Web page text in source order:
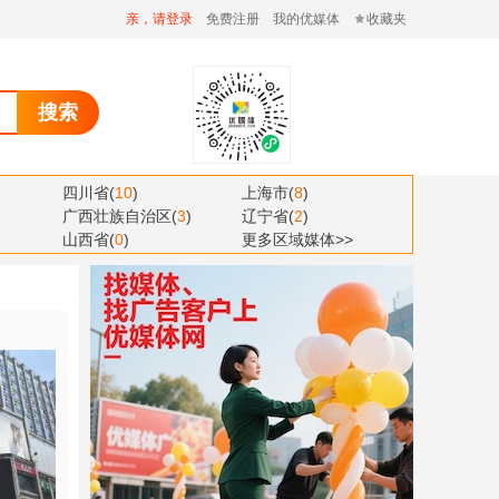
亲，请登录 免费注册 我的优媒体 收藏夹
搜索
四川省(10) 上海市(8)
广西壮族自治区(3) 辽宁省(2)
山西省(0) 更多区域媒体>>